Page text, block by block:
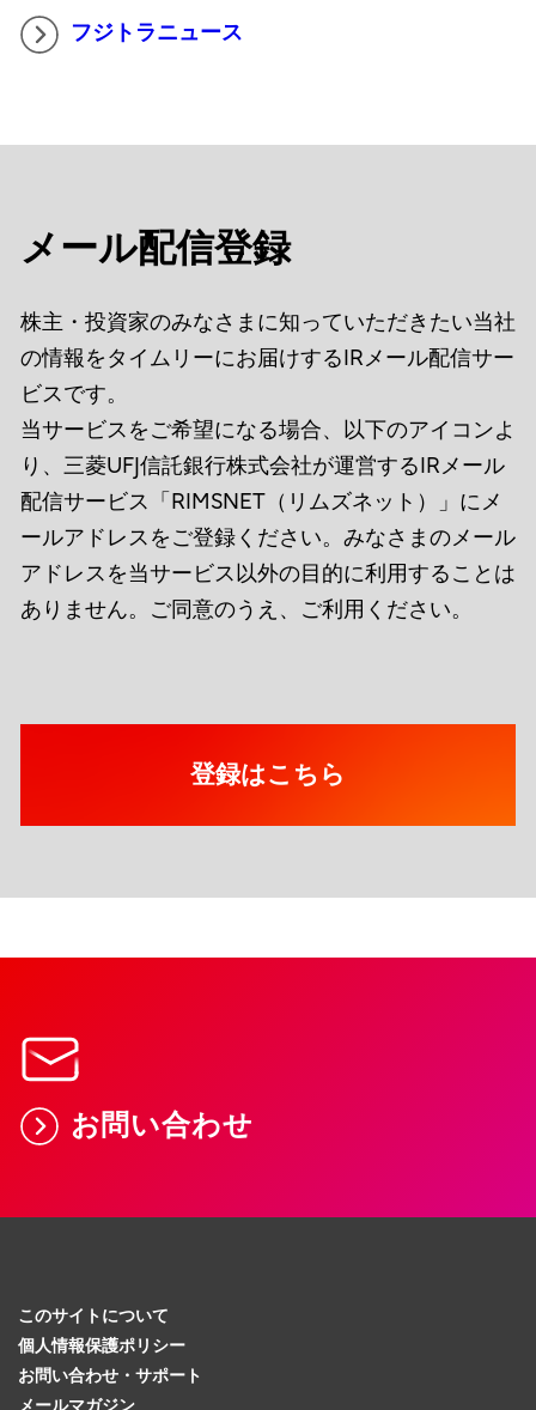
フジトラニュース
メール配信登録
株主・投資家のみなさまに知っていただきたい当社
の情報をタイムリーにお届けするIRメール配信サー
ビスです。
当サービスをご希望になる場合、以下のアイコンよ
り、三菱UFJ信託銀行株式会社が運営するIRメール
配信サービス「RIMSNET（リムズネット）」にメ
ールアドレスをご登録ください。みなさまのメール
アドレスを当サービス以外の目的に利用することは
ありません。ご同意のうえ、ご利用ください。
登録はこちら
お問い合わせ
このサイトについて
個人情報保護ポリシー
お問い合わせ・サポート